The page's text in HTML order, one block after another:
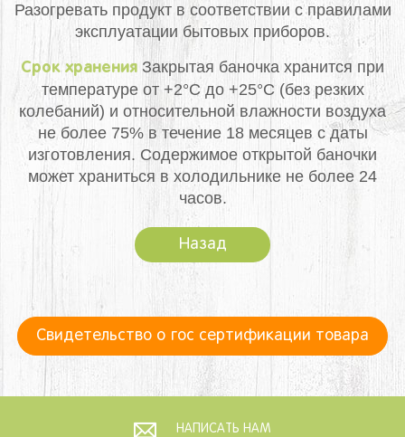
Разогревать продукт в соответствии с правилами
эксплуатации бытовых приборов.
Срок хранения Закрытая баночка хранится при
температуре от +2°С до +25°С (без резких
колебаний) и относительной влажности воздуха
не более 75% в течение 18 месяцев с даты
изготовления. Содержимое открытой баночки
может храниться в холодильнике не более 24
часов.
Назад
Свидетельство о гос сертификации товара
НАПИСАТЬ НАМ